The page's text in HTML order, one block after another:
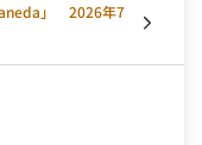
」 2026年7